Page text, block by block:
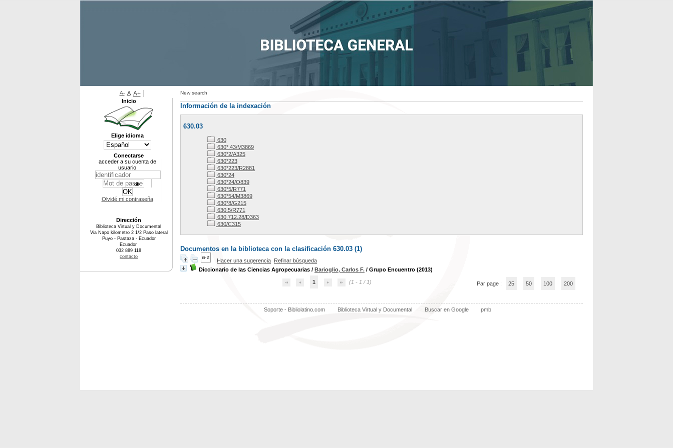
New search
Información de la indexación
630.03
630
630*.43/M3869
630*2/A325
630*223
630*223/R2881
630*24
630*24/O839
630*5/R771
630*54/M3869
630*8/G215
630.5/R771
630.712.28/D363
630/C315
Documentos en la biblioteca con la clasificación 630.03 (1)
Hacer una sugerencia Refinar búsqueda
Diccionario de las Ciencias Agropecuarias / Barioglio, Carlos F. / Grupo Encuentro (2013)
1 (1 - 1 / 1) Par page : 25 50 100 200
Soporte - Bibliolatino.com Biblioteca Virtual y Documental Buscar en Google pmb
A- A A+
Inicio
Elige idioma
Conectarse
acceder a su cuenta de
usuario
Olvidé mi contraseña
Dirección
Biblioteca Virtual y Documental
Via Napo kilometro 2 1/2 Paso lateral
Puyo - Pastaza - Ecuador
Ecuador
032 889 118
contacto